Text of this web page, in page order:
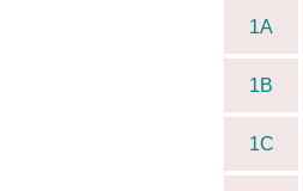
1A
1B
1C